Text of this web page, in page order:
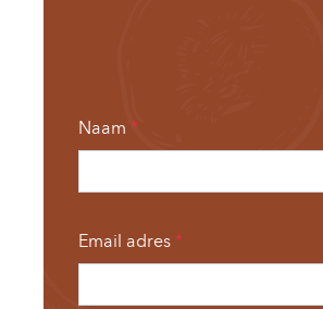
Naam
Email adres